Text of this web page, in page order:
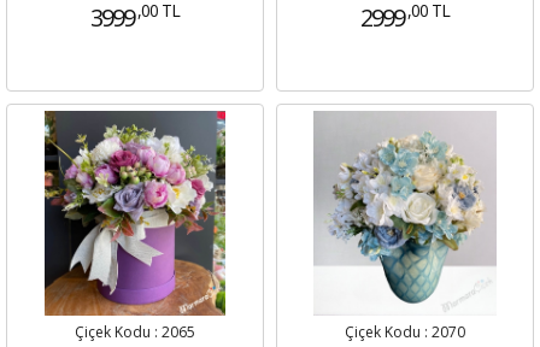
3999 ,00 TL 2999 ,00 TL
Çiçek Kodu : 2065 Çiçek Kodu : 2070